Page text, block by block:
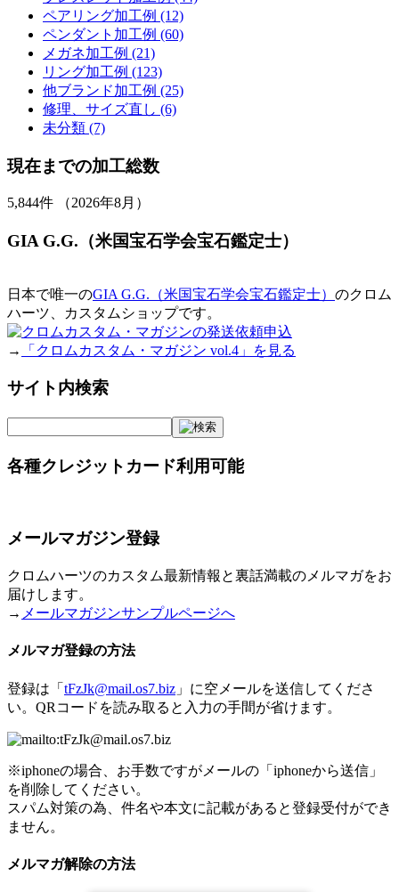
ペアリング加工例 (12)
ペンダント加工例 (60)
メガネ加工例 (21)
リング加工例 (123)
他ブランド加工例 (25)
修理、サイズ直し (6)
未分類 (7)
現在までの加工総数
5,844件 （2026年8月）
GIA G.G.（米国宝石学会宝石鑑定士）
日本で唯一のGIA G.G.（米国宝石学会宝石鑑定士） のクロム
ハーツ、カスタムショップです。
→ 「クロムカスタム・マガジン vol.4」を見る
サイト内検索
各種クレジットカード利用可能
メールマガジン登録
クロムハーツのカスタム最新情報と裏話満載のメルマガをお
届けします。
→ メールマガジンサンプルページへ
メルマガ登録の方法
登録は「 tFzJk@mail.os7.biz 」に空メールを送信してくださ
い。QRコードを読み取ると入力の手間が省けます。
※iphoneの場合、お手数ですがメールの「iphoneから送信」
を削除してください。
スパム対策の為、件名や本文に記載があると登録受付ができ
ません。
メルマガ解除の方法